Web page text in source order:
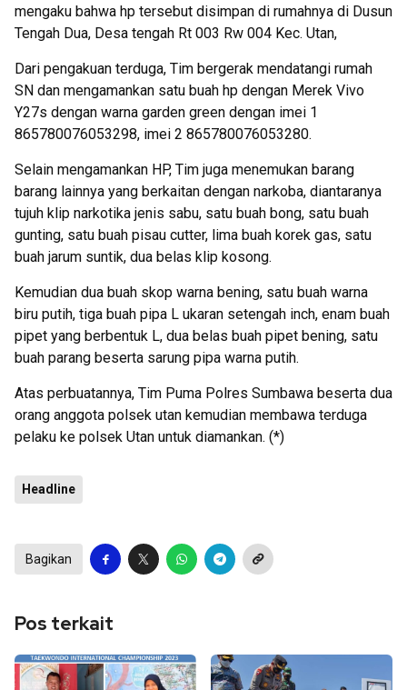
mengaku bahwa hp tersebut disimpan di rumahnya di Dusun
Tengah Dua, Desa tengah Rt 003 Rw 004 Kec. Utan,
Dari pengakuan terduga, Tim bergerak mendatangi rumah
SN dan mengamankan satu buah hp dengan Merek Vivo
Y27s dengan warna garden green dengan imei 1
865780076053298, imei 2 865780076053280.
Selain mengamankan HP, Tim juga menemukan barang
barang lainnya yang berkaitan dengan narkoba, diantaranya
tujuh klip narkotika jenis sabu, satu buah bong, satu buah
gunting, satu buah pisau cutter, lima buah korek gas, satu
buah jarum suntik, dua belas klip kosong.
Kemudian dua buah skop warna bening, satu buah warna
biru putih, tiga buah pipa L ukaran setengah inch, enam buah
pipet yang berbentuk L, dua belas buah pipet bening, satu
buah parang beserta sarung pipa warna putih.
Atas perbuatannya, Tim Puma Polres Sumbawa beserta dua
orang anggota polsek utan kemudian membawa terduga
pelaku ke polsek Utan untuk diamankan. (*)
Headline
Bagikan
Pos terkait